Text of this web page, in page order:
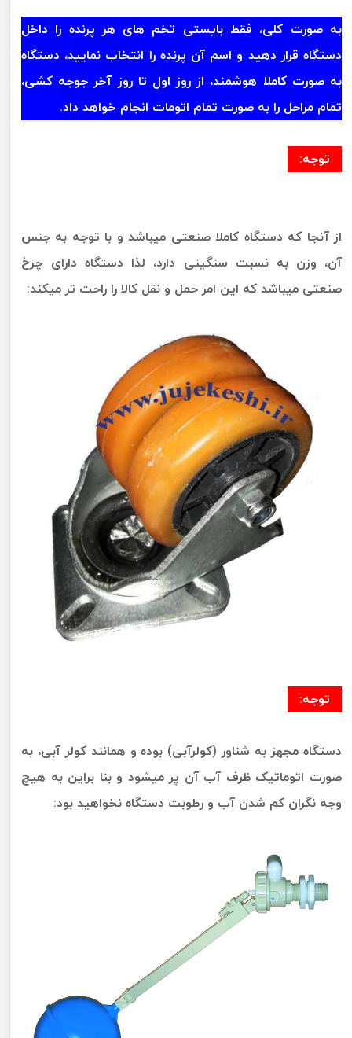
به صورت کلی، فقط بایستی تخم های هر پرنده را داخل
دستگاه قرار دهید و اسم آن پرنده را انتخاب نمایید، دستگاه
به صورت کاملا هوشمند، از روز اول تا روز آخر جوجه کشی،
تمام مراحل را به صورت تمام اتومات انجام خواهد داد.
توجه:
از آنجا که دستگاه کاملا صنعتی میباشد و با توجه به جنس
آن، وزن به نسبت سنگینی دارد، لذا دستگاه دارای چرخ
صنعتی میباشد که این امر حمل و نقل کالا را راحت تر میکند:
توجه:
دستگاه مجهز به شناور (کولرآبی) بوده و همانند کولر آبی، به
صورت اتوماتیک ظرف آب آن پر میشود و بنا براین به هیچ
وجه نگران کم شدن آب و رطوبت دستگاه نخواهید بود: